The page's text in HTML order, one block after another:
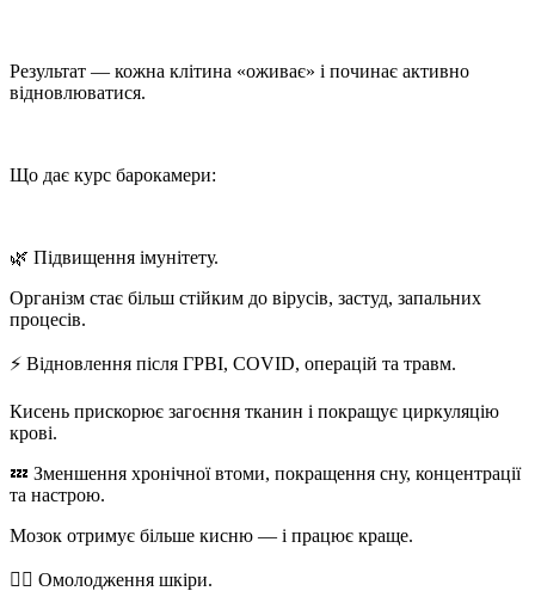
Результат — кожна клітина «оживає» і починає активно
відновлюватися.
Що дає курс барокамери:
🌿 Підвищення імунітету.
Організм стає більш стійким до вірусів, застуд, запальних
процесів.
⚡ Відновлення після ГРВІ, COVID, операцій та травм.
Кисень прискорює загоєння тканин і покращує циркуляцію
крові.
💤 Зменшення хронічної втоми, покращення сну, концентрації
та настрою.
Мозок отримує більше кисню — і працює краще.
💆‍♀️ Омолодження шкіри.